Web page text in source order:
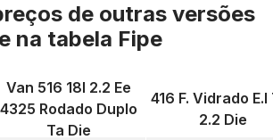
de outras versões
na tabela Fipe
Van 516 18l 2.2 Ee
4325 Rodado Duplo
Ta Die
416 F. Vidrado E.l
2.2 Die